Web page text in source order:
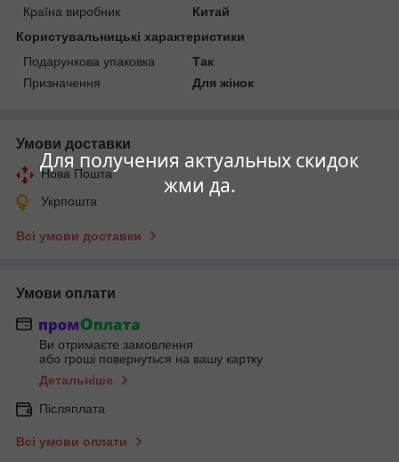
Для получения актуальных скидок
жми да.
Країна виробник
Китай
Користувальницькі характеристики
Подарункова упаковка
Так
Призначення
Для жінок
Умови доставки
Нова Пошта
Укрпошта
Всі умови доставки
Умови оплати
Ви отримаєте замовлення
або гроші повернуться на вашу картку
Детальніше
Післяплата
Всі умови оплати